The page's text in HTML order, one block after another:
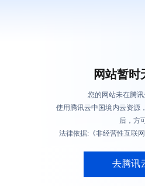
网站暂时
您的网站未在腾
使用腾讯云中国境内云资源
后，方
法律依据:《非经营性互联
去腾讯